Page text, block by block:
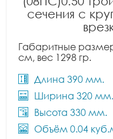
сечения с
Габаритные
см, вес 1298 гр.
Длина 390 мм.
Ширина 320 мм.
Высота 330 мм.
Объём 0.04